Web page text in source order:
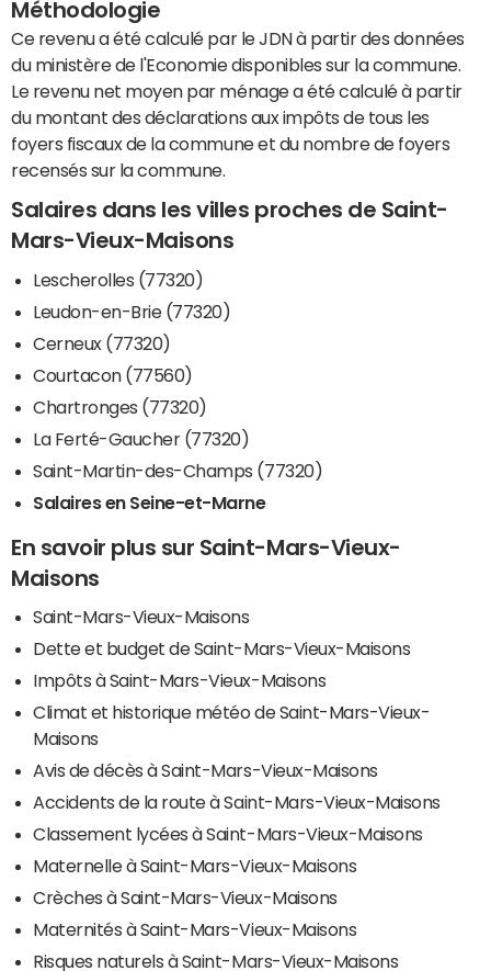
Méthodologie
Ce revenu a été calculé par le JDN à partir des données
du ministère de l'Economie disponibles sur la commune.
Le revenu net moyen par ménage a été calculé à partir
du montant des déclarations aux impôts de tous les
foyers fiscaux de la commune et du nombre de foyers
recensés sur la commune.
Salaires dans les villes proches de Saint-
Mars-Vieux-Maisons
Lescherolles (77320)
Leudon-en-Brie (77320)
Cerneux (77320)
Courtacon (77560)
Chartronges (77320)
La Ferté-Gaucher (77320)
Saint-Martin-des-Champs (77320)
Salaires en Seine-et-Marne
En savoir plus sur Saint-Mars-Vieux-
Maisons
Saint-Mars-Vieux-Maisons
Dette et budget de Saint-Mars-Vieux-Maisons
Impôts à Saint-Mars-Vieux-Maisons
Climat et historique météo de Saint-Mars-Vieux-
Maisons
Avis de décès à Saint-Mars-Vieux-Maisons
Accidents de la route à Saint-Mars-Vieux-Maisons
Classement lycées à Saint-Mars-Vieux-Maisons
Maternelle à Saint-Mars-Vieux-Maisons
Crèches à Saint-Mars-Vieux-Maisons
Maternités à Saint-Mars-Vieux-Maisons
Risques naturels à Saint-Mars-Vieux-Maisons